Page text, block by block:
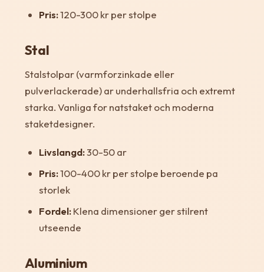
Pris:120-300 kr per stolpe
Stal
Stalstolpar (varmforzinkade eller
pulverlackerade) ar underhallsfria och extremt
starka. Vanliga for natstaket och moderna
staketdesigner.
Livslangd:30-50 ar
Pris:100-400 kr per stolpe beroende pa
storlek
Fordel:Klena dimensioner ger stilrent
utseende
Aluminium